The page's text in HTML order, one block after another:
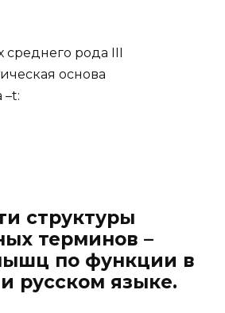
среднего рода III
основа
–t:
структуры
терминов –
по функции в
русском языке.